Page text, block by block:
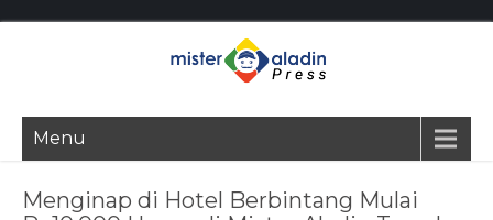
Menu
Menginap di Hotel Berbintang Mulai